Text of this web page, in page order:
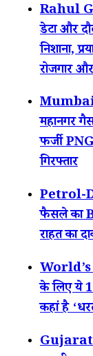
Rahul
डेटा और
निशाना,
रोजगार
महानगर
फर्जी
गिरफ्तार
Petrol-
फैसले का
राहत का
के लिए ये
कहां है